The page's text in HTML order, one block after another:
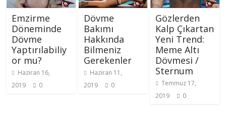
Emzirme
Döneminde
Dövme
Yaptırılabiliy
or mu?
Haziran 16,
2019
0
Dövme
Bakımı
Hakkında
Bilmeniz
Gerekenler
Haziran 11,
2019
0
Gözlerden
Kalp Çıkartan
Yeni Trend:
Meme Altı
Dövmesi /
Sternum
Temmuz 17,
2019
0